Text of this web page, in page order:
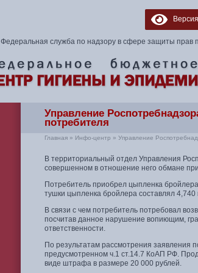
Версия
Федеральная служба по надзору в сфере защиты прав
Управление
потребителя
Главная » Инфо-центр » Управление
В территориальный отдел Управления
совершенном в отношение него обмане
Потребитель приобрел цыпленка
тушки цыпленка бройлера составлял 4,740
В связи с чем потребитель потребовал
посчитав данное нарушение вопиющим,
ответственности.
По результатам рассмотрения
предусмотренном ч.1 ст.14.7 КоАП РФ.
виде штрафа в размере 20 000 рублей.